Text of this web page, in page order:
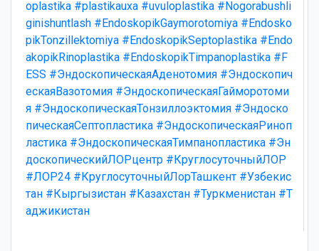
oplastika #plastikauxa #uvuloplastika #Nogorabushli
ginishuntlash #EndoskopikGaymorotomiya #Endosko
pikTonzillektomiya #EndoskopikSeptoplastika #Endo
akopikRinoplastika #EndoskopikTimpanoplastika #F
ESS #ЭндоскопическаяАденотомия #Эндоскопич
ескаяВазотомия #ЭндоскопическаяГайморотоми
я #ЭндоскопическаяТонзиллоэктомия #Эндоско
пическаяСептопластика #ЭндоскопическаяРиноп
ластика #ЭндоскопическаяТимпанопластика #Эн
доскопическийЛОРцентр #КруглосуточныйЛОР
#ЛОР24 #КруглосуточныйЛорТашкент #Узбекис
тан #Кыргызистан #Казахстан #Туркменистан #Т
аджикистан